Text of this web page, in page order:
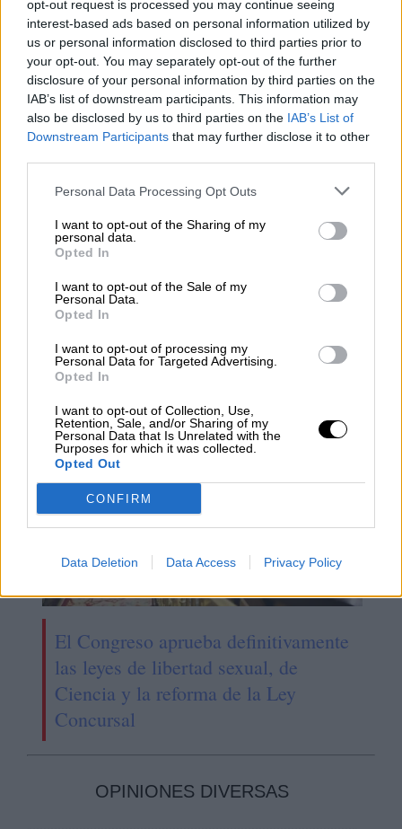
opt-out request is processed you may continue seeing
interest-based ads based on personal information utilized by
us or personal information disclosed to third parties prior to
your opt-out. You may separately opt-out of the further
disclosure of your personal information by third parties on the
IAB’s list of downstream participants. This information may
also be disclosed by us to third parties on the IAB’s List of
Downstream Participants that may further disclose it to other
Personal Data Processing Opt Outs
I want to opt-out of the Sharing of my
personal data.
Opted In
I want to opt-out of the Sale of my
Personal Data.
Opted In
I want to opt-out of processing my
Personal Data for Targeted Advertising.
Opted In
I want to opt-out of Collection, Use,
Retention, Sale, and/or Sharing of my
Personal Data that Is Unrelated with the
Purposes for which it was collected.
Opted Out
CONFIRM
Data Deletion Data Access Privacy Policy
'7 votos después', el micrometraje
viral
España y Alemania coinciden en la
necesidad urgente de reformar el
mercado eléctrico
El Congreso aprueba definitivamente
las leyes de libertad sexual, de
Ciencia y la reforma de la Ley
Concursal
OPINIONES DIVERSAS